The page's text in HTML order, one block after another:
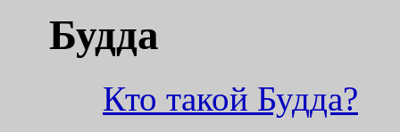
Будда
Кто такой Будда?